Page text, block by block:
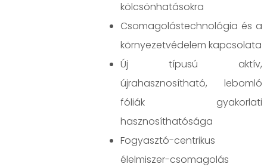
kölcsönhatásokra
Csomagolástechnológia és a
környezetvédelem kapcsolata
Új típusú aktív,
újrahasznosítható, lebomló
fóliák gyakorlati
hasznosíthatósága
Fogyasztó-centrikus
élelmiszer-csomagolás